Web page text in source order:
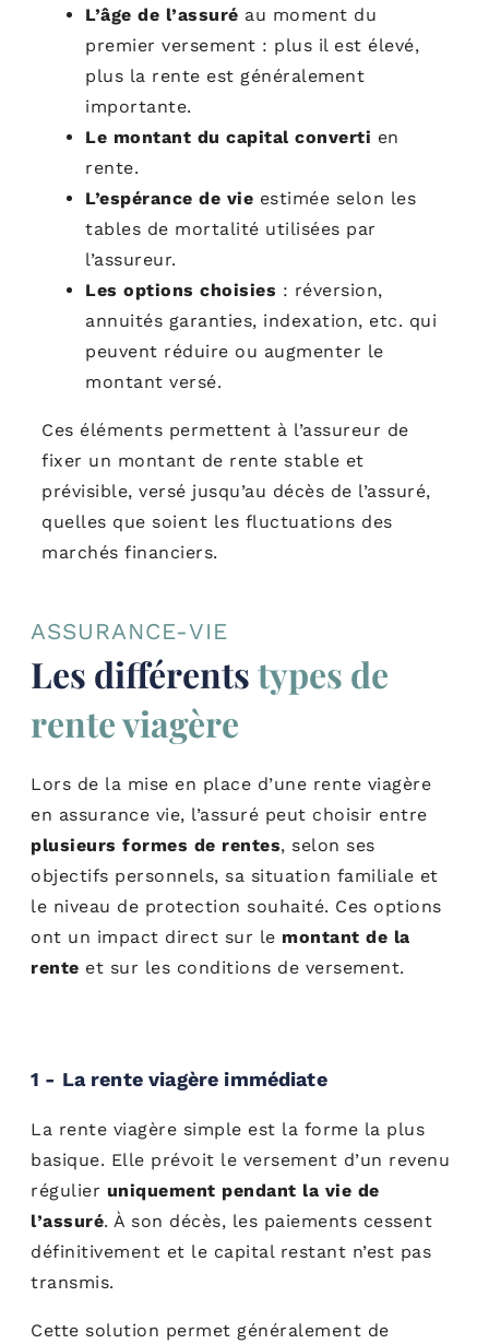
L’âge de l’assuré au moment du
premier versement : plus il est élevé,
plus la rente est généralement
importante.
Le montant du capital converti en
rente.
L’espérance de vie estimée selon les
tables de mortalité utilisées par
l’assureur.
Les options choisies : réversion,
annuités garanties, indexation, etc. qui
peuvent réduire ou augmenter le
montant versé.
Ces éléments permettent à l’assureur de
fixer un montant de rente stable et
prévisible, versé jusqu’au décès de l’assuré,
quelles que soient les fluctuations des
marchés financiers.
ASSURANCE-VIE
Les différentstypes de
rente viagère
Lors de la mise en place d’une rente viagère
en assurance vie, l’assuré peut choisir entre
plusieurs formes de rentes, selon ses
objectifs personnels, sa situation familiale et
le niveau de protection souhaité. Ces options
ont un impact direct sur le montant de la
rente et sur les conditions de versement.
1 - La rente viagère immédiate
La rente viagère simple est la forme la plus
basique. Elle prévoit le versement d’un revenu
régulier uniquement pendant la vie de
l’assuré. À son décès, les paiements cessent
définitivement et le capital restant n’est pas
transmis.
Cette solution permet généralement de